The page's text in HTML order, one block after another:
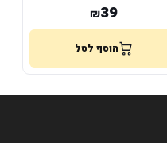
₪39
הוסף לסל